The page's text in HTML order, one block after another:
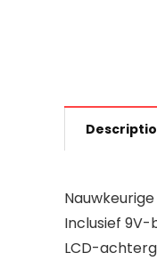
Inclusief
LCD-